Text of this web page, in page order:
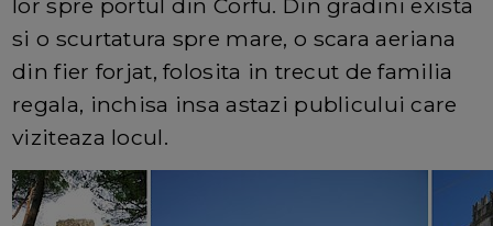
si o scurtatura spre mare, o scara aeriana
din fier forjat, folosita in trecut de familia
regala, inchisa insa astazi publicului care
viziteaza locul.